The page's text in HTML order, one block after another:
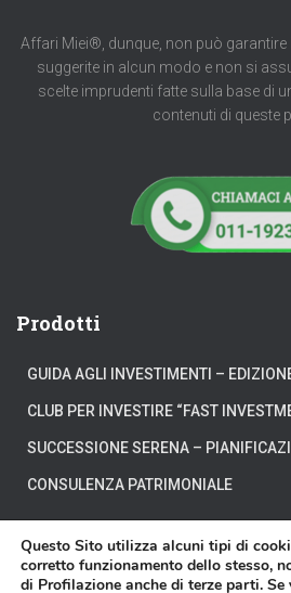
Affari Miei®, dunque, non può
suggerite in alcun modo e non si
scelte imprudenti fatte sulla base di
contenuti di queste
Prodotti
GUIDA AGLI INVESTIMENTI –
CLUB PER INVESTIRE “FAST
SUCCESSIONE SERENA –
CONSULENZA PATRIMONIALE
Questo Sito utilizza alcuni tipi di
corretto funzionamento dello stesso,
di Profilazione anche di terze parti. Se